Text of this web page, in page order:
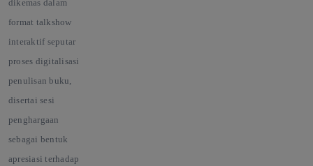
dikemas dalam
format talkshow
interaktif seputar
proses digitalisasi
penulisan buku,
disertai sesi
penghargaan
sebagai bentuk
apresiasi terhadap